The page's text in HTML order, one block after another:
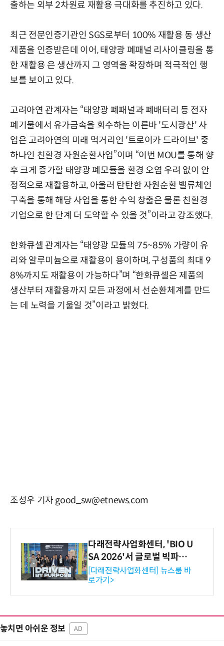
출하는 외부 2차원료 재활용 극대화를 추진하고 있다.
최근 전문인증기관인 SGS로부터 100% 재활용 동 생산
제품을 인증받은데 이어, 태양광 폐패널 리사이클링을 통
한 재활용 은 생산까지 그 영역을 확장하며 적극적인 행
보를 보이고 있다.
고려아연 관계자는 “태양광 폐패널과 폐배터리 등 전자
폐기물에서 유가금속을 회수하는 이른바 '도시광산' 사
업은 고려아연의 미래 먹거리인 '트로이카 드라이브' 중
하나인 친환경 자원순환사업”이며 “이번 MOU를 통해 향
후 크게 증가할 태양광 폐모듈을 환경 오염 우려 없이 안
정적으로 재활용하고, 아울러 탄탄한 자원순환 밸류체인
구축을 통해 해당 사업을 통한 수익 창출은 물론 친환경
기업으로 한 단계 더 도약할 수 있을 것”이라고 강조했다.
한화큐셀 관계자는 “태양광 모듈의 75~85% 가량이 유
리와 알루미늄으로 재활용이 용이하며, 구성품의 최대 9
8%까지도 재활용이 가능하다”며 “한화큐셀은 제품의
생산부터 재활용까지 모든 과정에서 선순환체계를 만드
는 데 노력을 기울일 것”이라고 밝혔다.
조성우 기자 good_sw@etnews.com
다래전략사업화센터, 'BIO U
SA 2026'서 글로벌 빅파마
와의 비즈니스 미팅 지원…K
-바이오 해외 진출 교두보 확
보
[다래전략사업화센터] 뉴스룸 바
로가기>
놓치면 아쉬운 정보 AD